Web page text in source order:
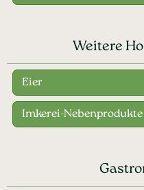
Weitere
Eier
Imkerei-Nebenprodukte